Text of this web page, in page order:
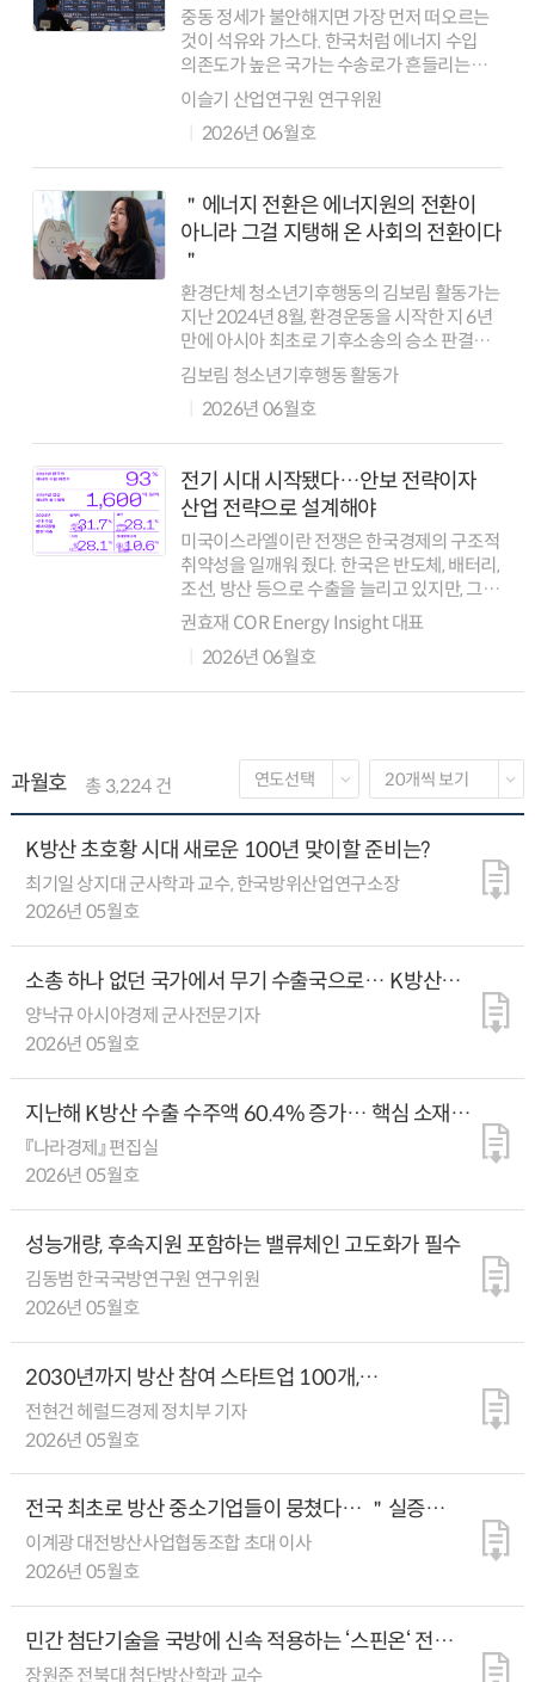
중동 정세가 불안해지면 가장 먼저 떠오르는
것이 석유와 가스다. 한국처럼 에너지 수입
의존도가 높은 국가는 수송로가 흔들리는
순간 전력 수급, 산업 생산, 물가가 동시에
영향을 받기 때문이다. 이런 점에서 태양광과
풍력은 화석연료 의존도를 낮추는 중요한 ...
이슬기 산업연구원 연구위원
2026년 06월호
＂에너지 전환은 에너지원의 전환이
아니라 그걸 지탱해 온 사회의 전환이다
＂
환경단체 청소년기후행동의 김보림 활동가는
지난 2024년 8월, 환경운동을 시작한 지 6년
만에 아시아 최초로 기후소송의 승소 판결을
받아 들었다. 헌법재판소가
청소년기후행동이 2020년 제기한 청소년
기후소송을 비롯해 2021년의 시민 기후소송,
김보림 청소년기후행동 활동가
2026년 06월호
전기 시대 시작됐다…안보 전략이자
산업 전략으로 설계해야
미국이스라엘이란 전쟁은 한국경제의 구조적
취약성을 일깨워 줬다. 한국은 반도체, 배터리,
조선, 방산 등으로 수출을 늘리고 있지만, 그
산업을 움직이는 에너지는 대부분 해외에서
들여온다. 2024년 기준 한국의 에너지 수입
의존도는 93%를 넘고, 원유천...
권효재 COR Energy Insight 대표
2026년 06월호
과월호 총 3,224 건
K방산 초호황 시대 새로운 100년 맞이할 준비는?
최기일 상지대 군사학과 교수, 한국방위산업연구소장
2026년 05월호
소총 하나 없던 국가에서 무기 수출국으로… K방산이
진격한 80년
양낙규 아시아경제 군사전문기자
2026년 05월호
지난해 K방산 수출 수주액 60.4% 증가… 핵심 소재
해외 의존은 과제
『나라경제』 편집실
2026년 05월호
성능개량, 후속지원 포함하는 밸류체인 고도화가 필수
김동범 한국국방연구원 연구위원
2026년 05월호
2030년까지 방산 참여 스타트업 100개,
벤처천억기업 30개 육성한다
전현건 헤럴드경제 정치부 기자
2026년 05월호
전국 최초로 방산 중소기업들이 뭉쳤다… ＂실증
테스트 환경 확대와 군의 시범구매 제도 도입이
해법입니다＂
이계광 대전방산사업협동조합 초대 이사
2026년 05월호
민간 첨단기술을 국방에 신속 적용하는 ‘스핀온‘ 전략
전면 도입해야
장원준 전북대 첨단방산학과 교수